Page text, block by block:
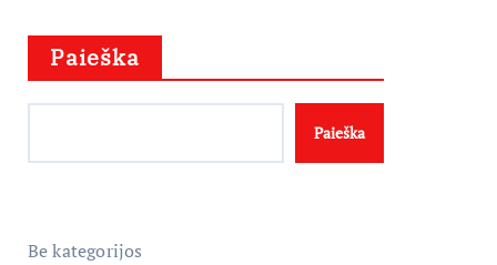
Paieška
Paieška
Be kategorijos